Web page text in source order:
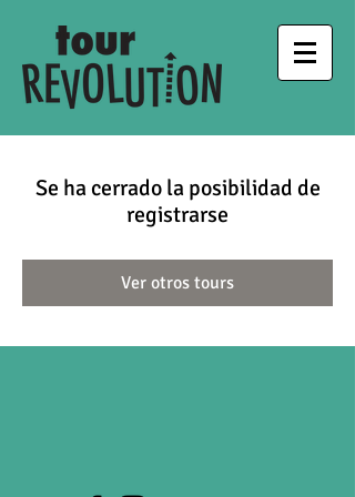
Se ha cerrado la posibilidad de
registrarse
Ver otros tours